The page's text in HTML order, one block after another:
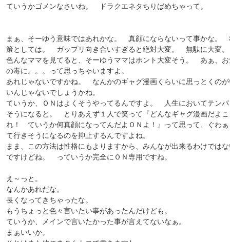
ていうかゴメンなさいね。 ドラクエネタちりばめちゃって。
まぁ、そーゆう意味ではあれかな。 真顔にならないって事かな。
策としては。 ガップリ向き合いすぎると絶対大変。 無駄に大変。
色んなママを見てると、そーゆうママはホント大変そう。 あぁ、
の毒に。。。って思っちゃいますよ。
あれじゃないですかね。 なんかのギャグ漫画くらいに思っとくの
いんじゃないでしょうかね。
ていうか、ＯＮはよくそうやってるんですよ。 人生においてテン
そうになると。 とりあえず１人で笑って『どんなギャグ漫画だよこ
れ！ ていうか何真顔になってんだよＯＮよ！』って思って、ぐわ
て行きそうになるのを抑止するんですよね。
まま、この方法は性格にもよりますから、みんなが出来るわけでは
ですけどね。 っていうか完全にＯＮ専用ですね。
え～っと。
なんかあれだな。
長くなってきちゃったな。
もうちょっと色々言いたい事があったんだけども。
ていうか、メインで言いたかった事が言えてないなぁ。
まぁいいか。